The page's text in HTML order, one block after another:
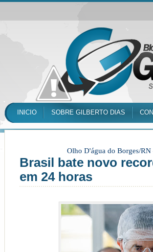
INICIO SOBRE GILBERTO DIAS
Olho D'água do Borges/RN
Brasil bate novo
em 24 horas